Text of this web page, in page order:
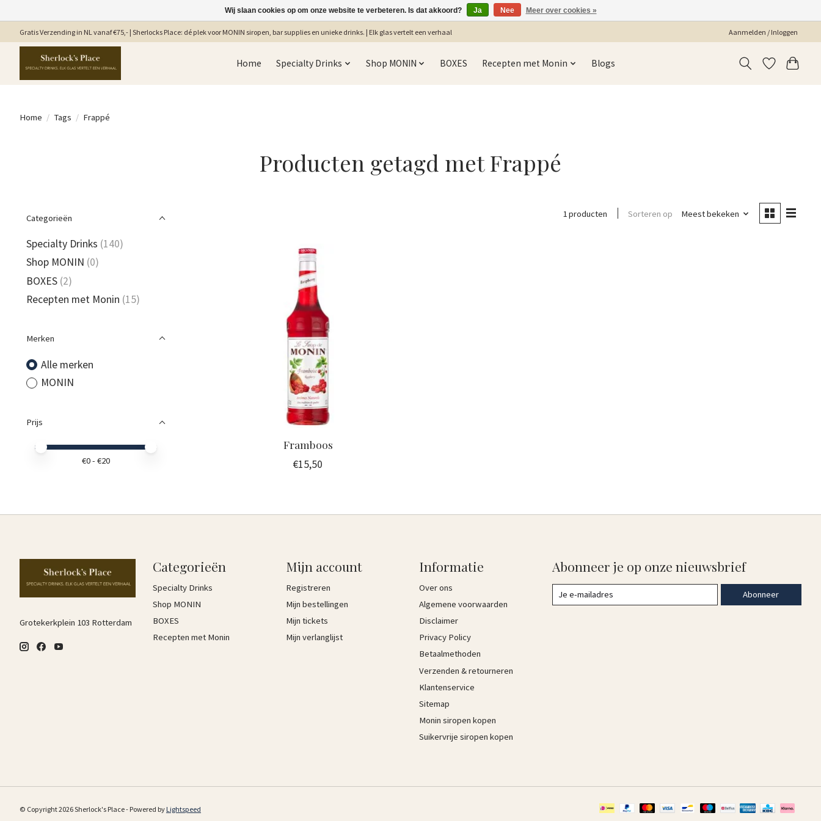
Gratis Verzending in NL vanaf €75,- | Sherlocks Place: dé plek voor MONIN siropen, bar supplies en unieke drinks. | Elk glas vertelt een verhaal Aanmelden / Inloggen
Home Specialty Drinks Shop MONIN BOXES Recepten met Monin Blogs
Home / Tags / Frappé
Producten getagd met Frappé
Categorieën
Specialty Drinks (140)
Shop MONIN (0)
BOXES (2)
Recepten met Monin (15)
Merken
Alle merken
MONIN
Prijs
Minimale prijswaarde
Price maximum value
€0- €20
1 producten Sorteren op Meest bekeken
Framboos
€15,50
Grotekerkplein 103 Rotterdam
Categorieën
Specialty Drinks
Shop MONIN
BOXES
Recepten met Monin
Mijn account
Registreren
Mijn bestellingen
Mijn tickets
Mijn verlanglijst
Informatie
Over ons
Algemene voorwaarden
Disclaimer
Privacy Policy
Betaalmethoden
Verzenden & retourneren
Klantenservice
Sitemap
Monin siropen kopen
Suikervrije siropen kopen
Abonneer je op onze nieuwsbrief
Abonneer
© Copyright 2026 Sherlock's Place - Powered byLightspeed
Wij slaan cookies op om onze website te verbeteren. Is dat akkoord? Ja Nee Meer over cookies »